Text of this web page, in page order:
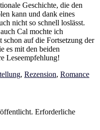
Geschichte, die den
kann und dank eines
nicht so schnell loslässt.
Cal mochte ich
auf die Fortsetzung der
es mit den beiden
Leseempfehlung!
, Rezension, Romance
Erforderliche